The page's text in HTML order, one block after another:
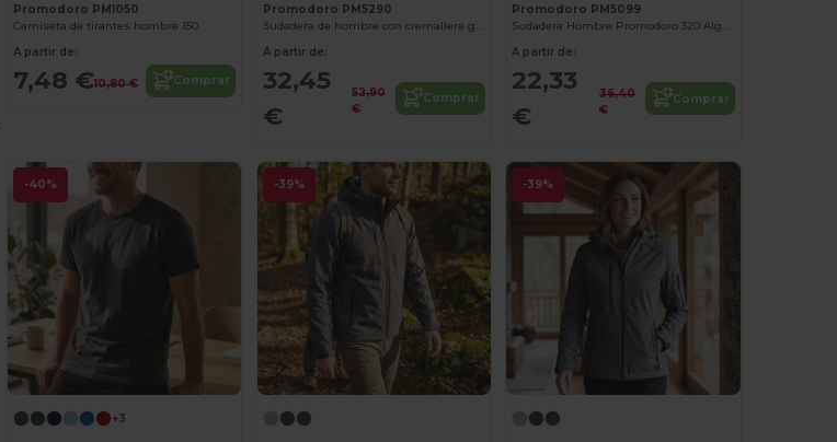
Promodoro PM1050
Camiseta de tirantes hombre 150
A partir de:
7,48 €10,80 € Comprar
Promodoro PM5290
Sudadera de hombre con cremallera grande
A partir de:
32,45
€
52,90
€
Comprar
Promodoro PM5099
Sudadera Hombre Promodoro 320 Algodón
A partir de:
22,33
€
36,40
€
Comprar
-40%
+3
-39% -39%